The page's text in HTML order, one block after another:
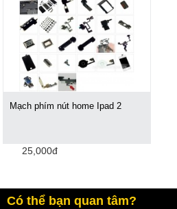
Mạch phím nút home Ipad 2
25,000đ
Có thể bạn quan tâm?